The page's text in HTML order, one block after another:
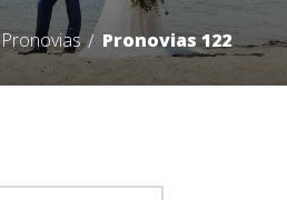
Pronovias Pronovias 122